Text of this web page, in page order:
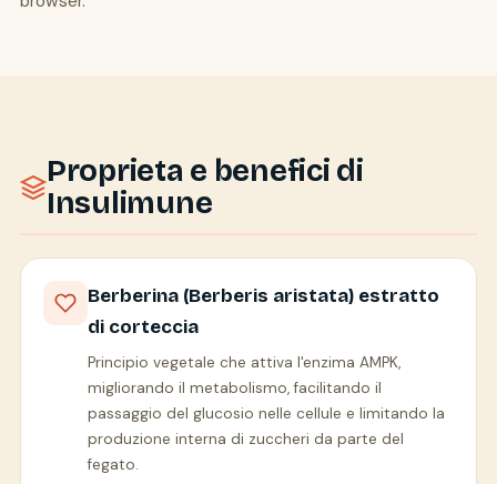
Proprieta e benefici di
Insulimune
Berberina (Berberis aristata) estratto
di corteccia
Principio vegetale che attiva l'enzima AMPK,
migliorando il metabolismo, facilitando il
passaggio del glucosio nelle cellule e limitando la
produzione interna di zuccheri da parte del
fegato.